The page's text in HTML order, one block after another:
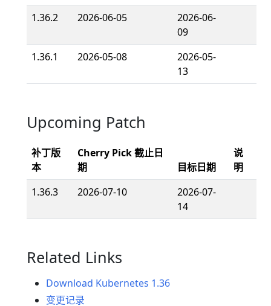
1.36.2
2026-06-05
2026-06-
09
1.36.1
2026-05-08
2026-05-
13
Upcoming Patch
补丁版
本
Cherry Pick 截止日
期
目标日期
说
明
1.36.3
2026-07-10
2026-07-
14
Related Links
Download Kubernetes 1.36
变更记录